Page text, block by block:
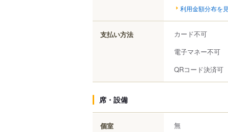
利用金額分布を
支払い方法
カード不可
電子マネー不可
QRコード決済可
席・設備
個室 無